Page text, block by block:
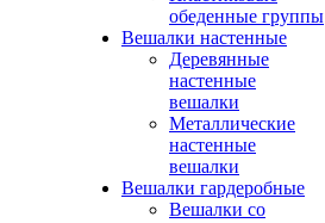
обеденные группы
Вешалки настенные
Деревянные
настенные
вешалки
Металлические
настенные
вешалки
Вешалки гардеробные
Вешалки со